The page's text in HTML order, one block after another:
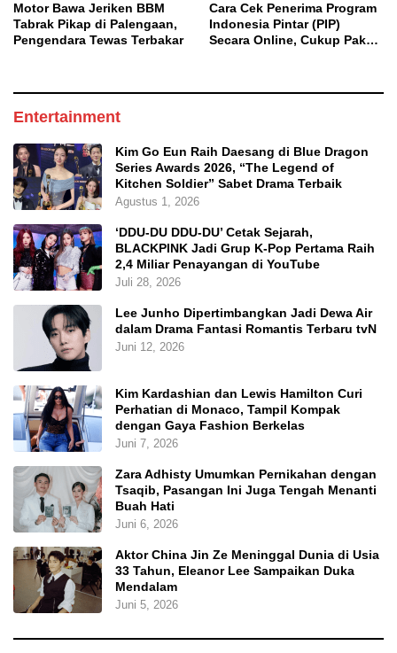
Motor Bawa Jeriken BBM
Tabrak Pikap di Palengaan,
Pengendara Tewas Terbakar
Cara Cek Penerima Program
Indonesia Pintar (PIP)
Secara Online, Cukup Pakai
Entertainment
Kim Go Eun Raih Daesang di Blue Dragon
Series Awards 2026, “The Legend of
Kitchen Soldier” Sabet Drama Terbaik
Agustus 1, 2026
‘DDU-DU DDU-DU’ Cetak Sejarah,
BLACKPINK Jadi Grup K-Pop Pertama Raih
2,4 Miliar Penayangan di YouTube
Juli 28, 2026
Lee Junho Dipertimbangkan Jadi Dewa Air
dalam Drama Fantasi Romantis Terbaru tvN
Juni 12, 2026
Kim Kardashian dan Lewis Hamilton Curi
Perhatian di Monaco, Tampil Kompak
dengan Gaya Fashion Berkelas
Juni 7, 2026
Zara Adhisty Umumkan Pernikahan dengan
Tsaqib, Pasangan Ini Juga Tengah Menanti
Buah Hati
Juni 6, 2026
Aktor China Jin Ze Meninggal Dunia di Usia
33 Tahun, Eleanor Lee Sampaikan Duka
Mendalam
Juni 5, 2026